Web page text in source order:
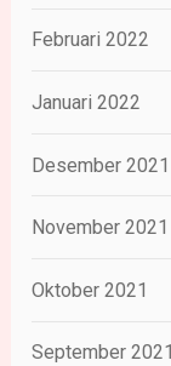
Februari 2022
Januari 2022
Desember 2021
November 2021
Oktober 2021
September 2021